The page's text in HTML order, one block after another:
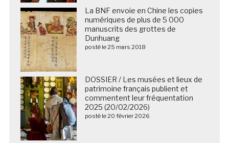
La BNF envoie en Chine les copies
numériques de plus de 5 000
manuscrits des grottes de
Dunhuang
posté le 25 mars 2018
DOSSIER / Les musées et lieux de
patrimoine français publient et
commentent leur fréquentation
2025 (20/02/2026)
posté le 20 février 2026